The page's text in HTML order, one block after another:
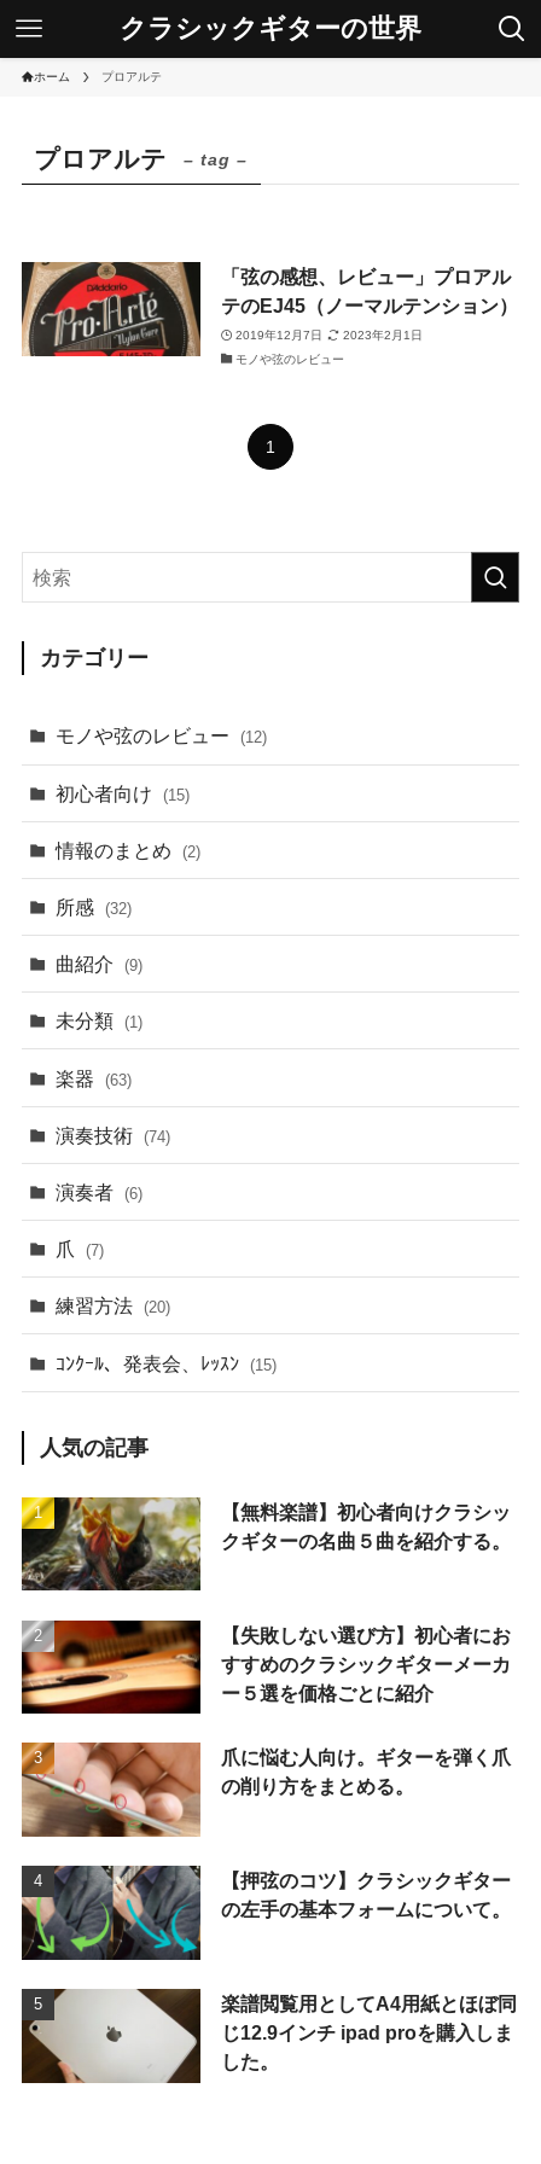
クラシックギターの世界
ホーム プロアルテ
プロアルテ – tag –
「弦の感想、レビュー」プロアル
テのEJ45（ノーマルテンション）
2019年12月7日
2023年2月1日
モノや弦のレビュー
1
カテゴリー
モノや弦のレビュー (12)
初心者向け (15)
情報のまとめ (2)
所感 (32)
曲紹介 (9)
未分類 (1)
楽器 (63)
演奏技術 (74)
演奏者 (6)
爪 (7)
練習方法 (20)
ｺﾝｸｰﾙ、発表会、ﾚｯｽﾝ (15)
人気の記事
【無料楽譜】初心者向けクラシッ
クギターの名曲５曲を紹介する。
【失敗しない選び方】初心者にお
すすめのクラシックギターメーカ
ー５選を価格ごとに紹介
爪に悩む人向け。ギターを弾く爪
の削り方をまとめる。
【押弦のコツ】クラシックギター
の左手の基本フォームについて。
楽譜閲覧用としてA4用紙とほぼ同
じ12.9インチ ipad proを購入しま
した。